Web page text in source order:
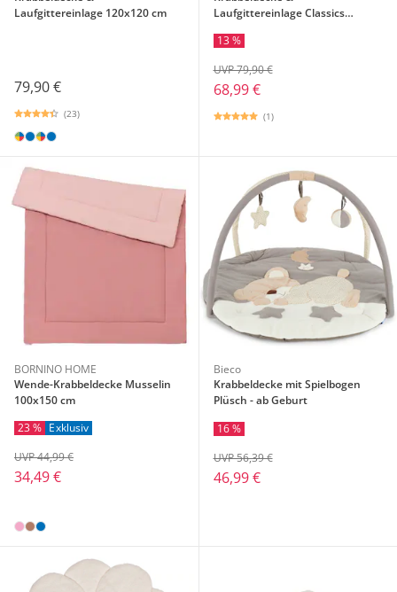
Laufgittereinlage 120x120 cm
79,90 €
(23)
Laufgittereinlage Classics
13 %
68,99 €
UVP 79,90 €
(1)
BORNINO HOME
Wende-Krabbeldecke Musselin
100x150 cm
23 % Exklusiv
34,49 €
UVP 44,99 €
Bieco
Krabbeldecke mit Spielbogen
Plüsch - ab Geburt
16 %
46,99 €
UVP 56,39 €